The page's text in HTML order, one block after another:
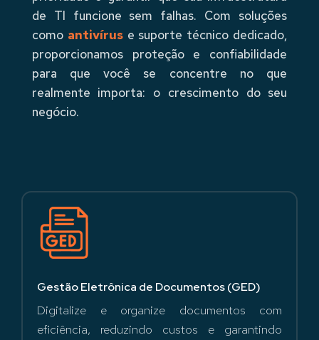
de TI funcione sem falhas. Com soluções
como antivíruse suporte técnico dedicado,
proporcionamos proteção e confiabilidade
para que você se concentre no que
realmente importa: o crescimento do seu
negócio.
Gestão Eletrônica de Documentos (GED)
Digitalize e organize documentos com
eficiência, reduzindo custos e garantindo